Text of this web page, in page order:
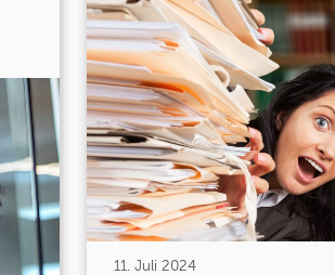
11. Juli 2024